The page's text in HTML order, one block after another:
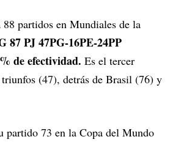
partidos en Mundiales de la
87 PJ 47PG-16PE-24PP
de efectividad. Es el tercer
(47), detrás de Brasil (76) y
partido 73 en la Copa del Mundo